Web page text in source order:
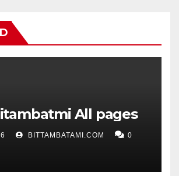
Bitambatmi All pages
BITTAMBATAMI.COM 0